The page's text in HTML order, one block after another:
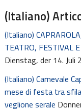
(Italiano)
(Italiano)
TEATRO, FESTIVAL
Dienstag, der 14. Juli
(Italiano) Carnevale
mese di festa tra
veglione serale